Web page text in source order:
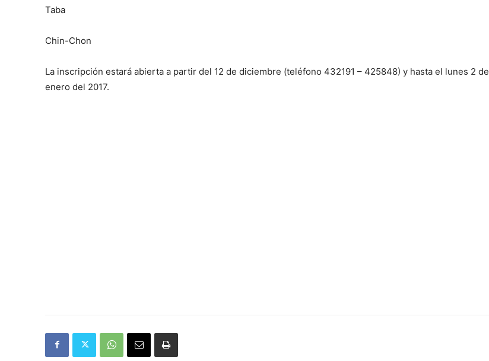
Taba
Chin-Chon
La inscripción estará abierta a partir del 12 de diciembre (teléfono 432191 – 425848) y hasta el lunes 2 de
enero del 2017.